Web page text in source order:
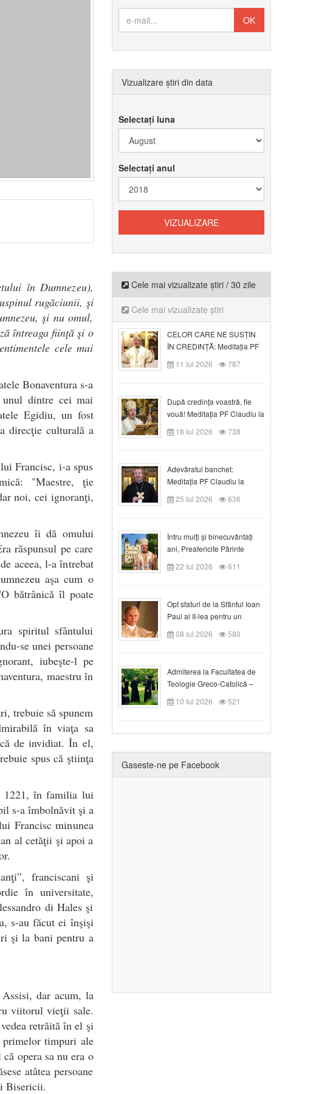
în Dumnezeu),
rugăciunii, şi
şi nu omul,
întreaga fiinţă şi o
cele mai
Bonaventura s-a
dintre cei mai
Egidiu, un fost
direcţie culturală a
Francisc, i-a spus
"Maestre, ţie
noi, cei ignoranţi,
îi dă omului
răspunsul pe care
aceea, l-a întrebat
aşa cum o
bătrânică îl poate
spiritul sfântului
se unei persoane
iubeşte-l pe
maestru în
trebuie să spunem
în viaţa sa
de invidiat. În el,
spus că ştiinţa
1221, în familia lui
s-a îmbolnăvit şi a
Francisc minunea
al cetăţii şi apoi a
franciscani şi
în universitate,
di Hales şi
s-au făcut ei înşişi
şi la bani pentru a
dar acum, la
viitorul vieţii sale.
retrăită în el şi
primelor timpuri ale
opera sa nu era o
atâtea persoane
Bisericii.
Vizualizare știri din data
Selectați luna
Selectați anul
Cele mai vizualizate știri / 30 zile
Cele mai vizualizate știri
CELOR CARE NE SUSȚIN
ÎN CREDINȚĂ: Meditația PF
Claudiu la Duminica a VI-a
după Rusalii
11 Iul 2026 787
După credinţa voastră, fie
vouă! Meditația PF Claudiu la
duminica a VII-a după Rusalii
18 Iul 2026 738
Adevăratul banchet:
Meditația PF Claudiu la
Duminica a VIII-a după
Rusalii
25 Iul 2026 636
Întru mulți și binecuvântați
ani, Preafericite Părinte
Claudiu!
22 Iul 2026 611
Opt sfaturi de la Sfântul Ioan
Paul al II-lea pentru un
creștin
08 Iul 2026 580
Admiterea la Facultatea de
Teologie Greco-Catolică –
Departamentul Blaj în anul
universitar 2026/2027
10 Iul 2026 521
Gaseste-ne pe Facebook